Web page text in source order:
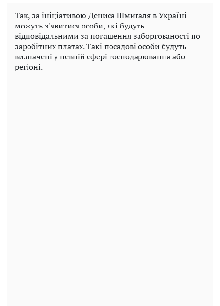
Так, за ініціативою Дениса Шмигаля в Україні
можуть з'явитися особи, які будуть
відповідальними за погашення заборгованості по
заробітних платах. Такі посадові особи будуть
визначені у певній сфері господарювання або
регіоні.